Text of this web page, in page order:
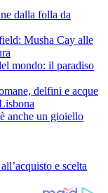
dalla folla da
Musha Cay alle
mondo: il paradiso
delfini e acque
anche un gioiello
e scelta